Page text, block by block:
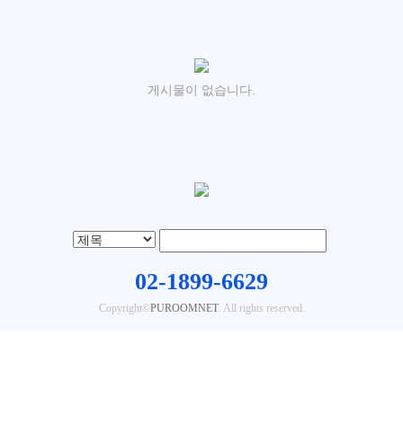
게시물이 없습니다.
02-1899-6629
Copyright©PUROOMNET. All rights reserved.